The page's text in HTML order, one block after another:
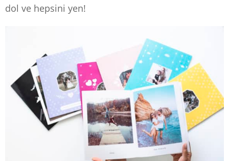
dol ve hepsini yen!